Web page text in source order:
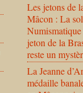
Les jetons de
Mâcon : La
jeton de la
reste un
La Jeanne
médaille